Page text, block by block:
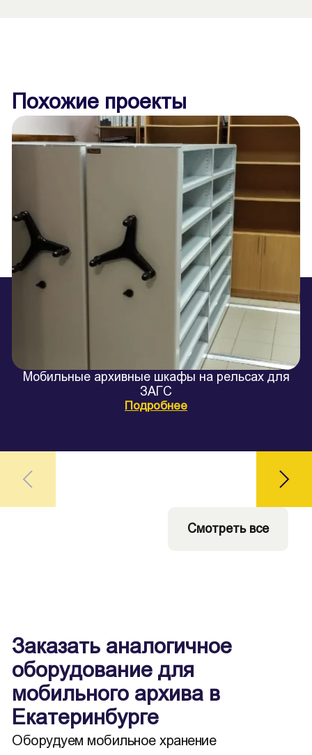
Похожие проекты
Мобильные архивные шкафы на рельсах для
ЗАГС
Подробнее
Смотреть все
Заказать аналогичное
оборудование для
мобильного архива в
Екатеринбурге
Оборудуем мобильное хранение